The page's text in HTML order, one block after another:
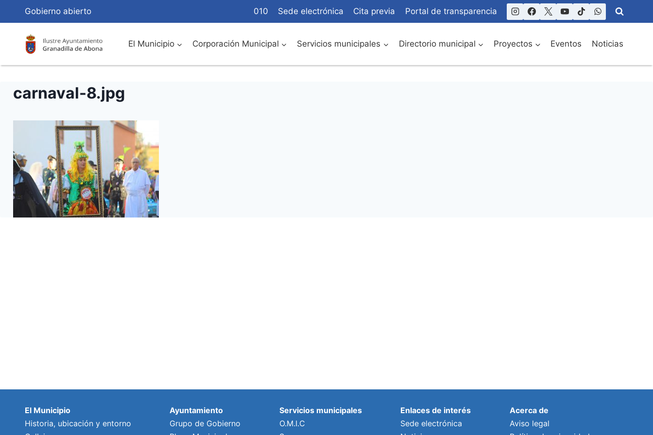
Contenido
Gobierno abierto 010 Sede electrónica Cita previa Portal de transparencia
El Municipio Corporación Municipal Servicios municipales Directorio municipal Proyectos Eventos Noticias
carnaval-8.jpg
El Municipio
Historia, ubicación y entorno
Ayuntamiento
Grupo de Gobierno
Servicios municipales
O.M.I.C
Enlaces de interés
Sede electrónica
Acerca de
Aviso legal